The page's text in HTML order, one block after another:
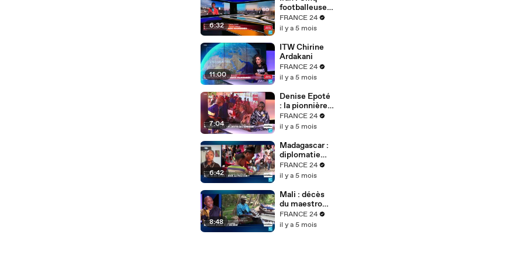
Soh Bejeng
Ndikung à
Berlin
6:32
footballeuses
iraniennes
obtiennent
Australie
FRANCE 24
il y a 5 mois
11:00
ITW Chirine
Ardakani
FRANCE 24
il y a 5 mois
7:04
Denise Epoté
: la pionnière
du journal
télévisé
raconte 40
ans de
carrière
FRANCE 24
il y a 5 mois
6:42
Madagascar :
diplomatie
tous azimuts
du président
après le
putsch
FRANCE 24
il y a 5 mois
8:48
Mali : décès
du maestro
Boncana
Maïga,
FRANCE 24
il y a 5 mois